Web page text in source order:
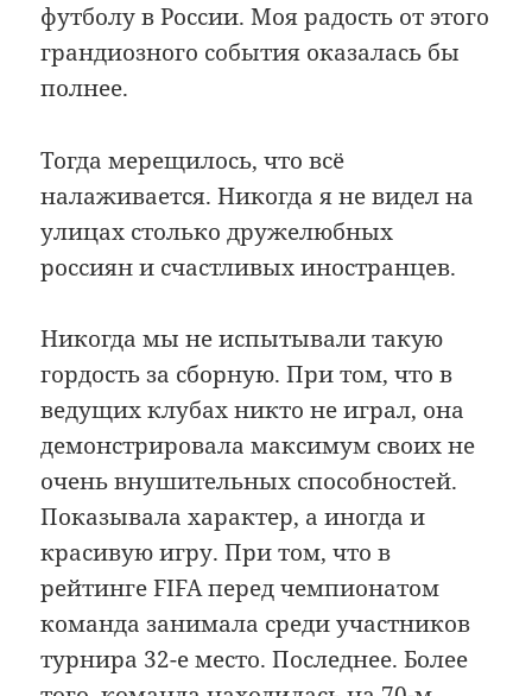
футболу в России. Моя радость от этого
грандиозного события оказалась бы
полнее.
Тогда мерещилось, что всё
налаживается. Никогда я не видел на
улицах столько дружелюбных
россиян и счастливых иностранцев.
Никогда мы не испытывали такую
гордость за сборную. При том, что в
ведущих клубах никто не играл, она
демонстрировала максимум своих не
очень внушительных способностей.
Показывала характер, а иногда и
красивую игру. При том, что в
рейтинге FIFA перед чемпионатом
команда занимала среди участников
турнира 32-е место. Последнее. Более